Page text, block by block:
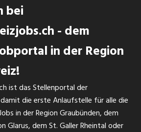
bei
- dem
in der Region
ist das Stellenportal der
die erste Anlaufstelle für alle die
in der Region Graubünden, dem
Glarus, dem St. Galler Rheintal oder